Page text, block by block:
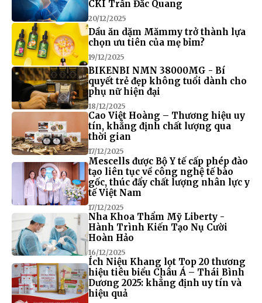
CKI Trần Đắc Quang
20/12/2025
Dầu ăn dặm Mămmy trở thành lựa
chọn ưu tiên của mẹ bỉm?
19/12/2025
BIKENBI NMN 38000MG - Bí
quyết trẻ đẹp không tuổi dành cho
phụ nữ hiện đại
18/12/2025
Cao Việt Hoàng – Thương hiệu uy
tín, khẳng định chất lượng qua
thời gian
17/12/2025
Mescells được Bộ Y tế cấp phép đào
tạo liên tục về công nghệ tế bào
gốc, thúc đẩy chất lượng nhân lực y
tế Việt Nam
17/12/2025
Nha Khoa Thẩm Mỹ Liberty -
Hành Trình Kiến Tạo Nụ Cười
Hoàn Hảo
16/12/2025
Ích Niệu Khang lọt Top 20 thương
hiệu tiêu biểu Châu Á – Thái Bình
Dương 2025: khẳng định uy tín và
hiệu quả